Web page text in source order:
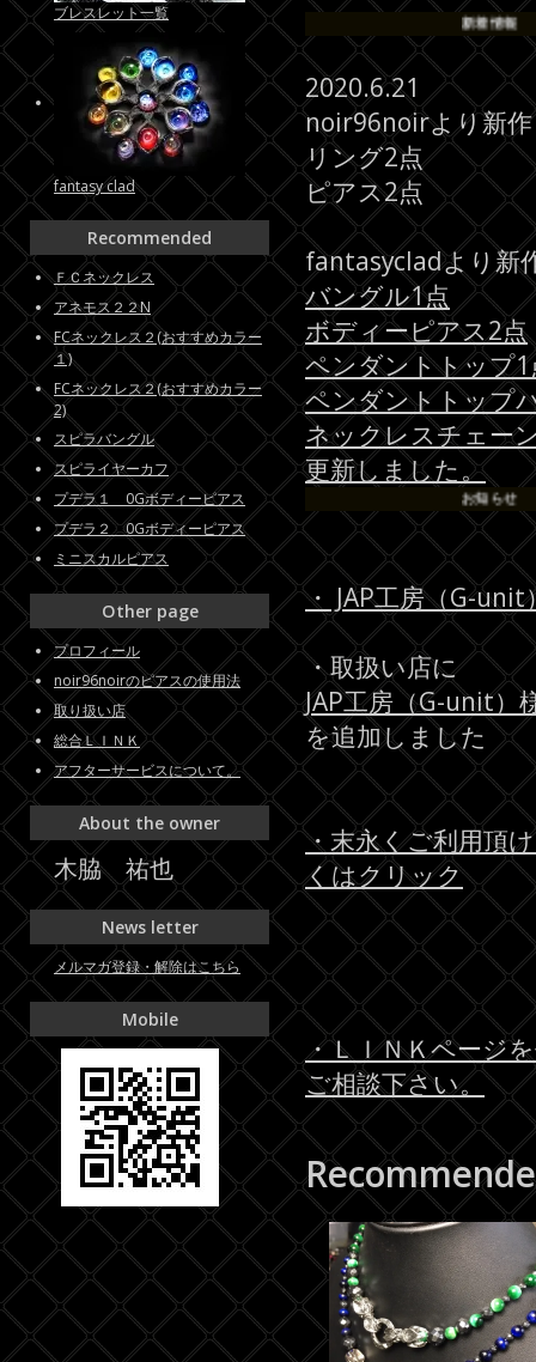
新着情報
2020.6.21
noir96noirより新作
リング2点
ピアス2点
fantasycladより新
バングル1点
ボディーピアス2点
ペンダントトップ1
ペンダントトップ
ネックレスチェー
更新しました。
お知らせ
・ JAP工房（G-
・取扱い店に
JAP工房（G-unit）
を追加しました
・末永くご利用頂
くはクリック
・ＬＩＮＫページ
ご相談下さい。
ブレスレット一覧
fantasy clad
Recommended
ＦＣネックレス
アネモス２２N
FCネックレス２(おすすめカラー
１)
FCネックレス２(おすすめカラー
2)
スピラバングル
スピライヤーカフ
プデラ１ 0Gボディーピアス
プデラ２ 0Gボディーピアス
ミニスカルピアス
Other page
プロフィール
noir96noirのピアスの使用法
取り扱い店
総合ＬＩＮＫ
アフターサービスについて。
About the owner
木脇 祐也
News letter
メルマガ登録・解除はこちら
Mobile